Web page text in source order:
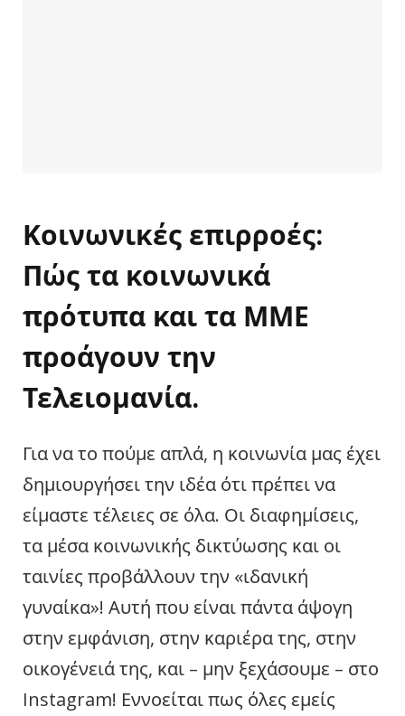
Κοινωνικές επιρροές:
Πώς τα κοινωνικά
πρότυπα και τα ΜΜΕ
προάγουν την
Τελειομανία.
Για να το πούμε απλά, η κοινωνία μας έχει
δημιουργήσει την ιδέα ότι πρέπει να
είμαστε τέλειες σε όλα. Οι διαφημίσεις,
τα μέσα κοινωνικής δικτύωσης και οι
ταινίες προβάλλουν την «ιδανική
γυναίκα»! Αυτή που είναι πάντα άψογη
στην εμφάνιση, στην καριέρα της, στην
οικογένειά της, και – μην ξεχάσουμε – στο
Instagram! Εννοείται πως όλες εμείς